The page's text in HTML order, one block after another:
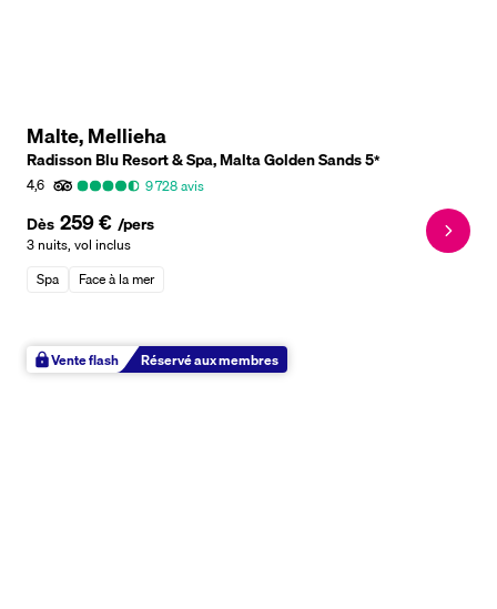
Malte, Mellieha
Radisson Blu Resort & Spa, Malta Golden Sands5*
4,6
9 728avis
Dès 259 € /pers
3 nuits, vol inclus
Spa
Face à la mer
Vente flash Réservé aux membres